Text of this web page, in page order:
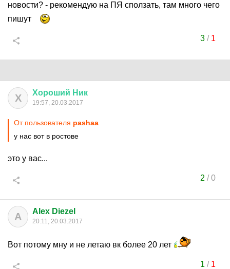
новости? - рекомендую на ПЯ сползать, там много чего
пишут
3/ 1
Х Хороший Ник
19:57, 20.03.2017
От пользователя pashaa
у нас вот в ростове
это у вас...
2 /0
A Alex Diezel
20:11, 20.03.2017
Вот потому мну и не летаю вк более 20 лет
1 / 1